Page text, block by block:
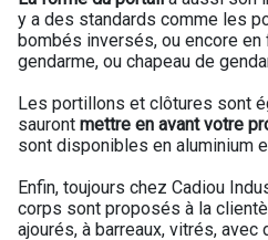
y a des standards comme les
bombés inversés, ou encore en
gendarme, ou chapeau de
Les portillons et clôtures sont
sauront mettre en avant votre
sont disponibles en aluminium
Enfin, toujours chez Cadiou
corps sont proposés à la
ajourés, à barreaux, vitrés, avec